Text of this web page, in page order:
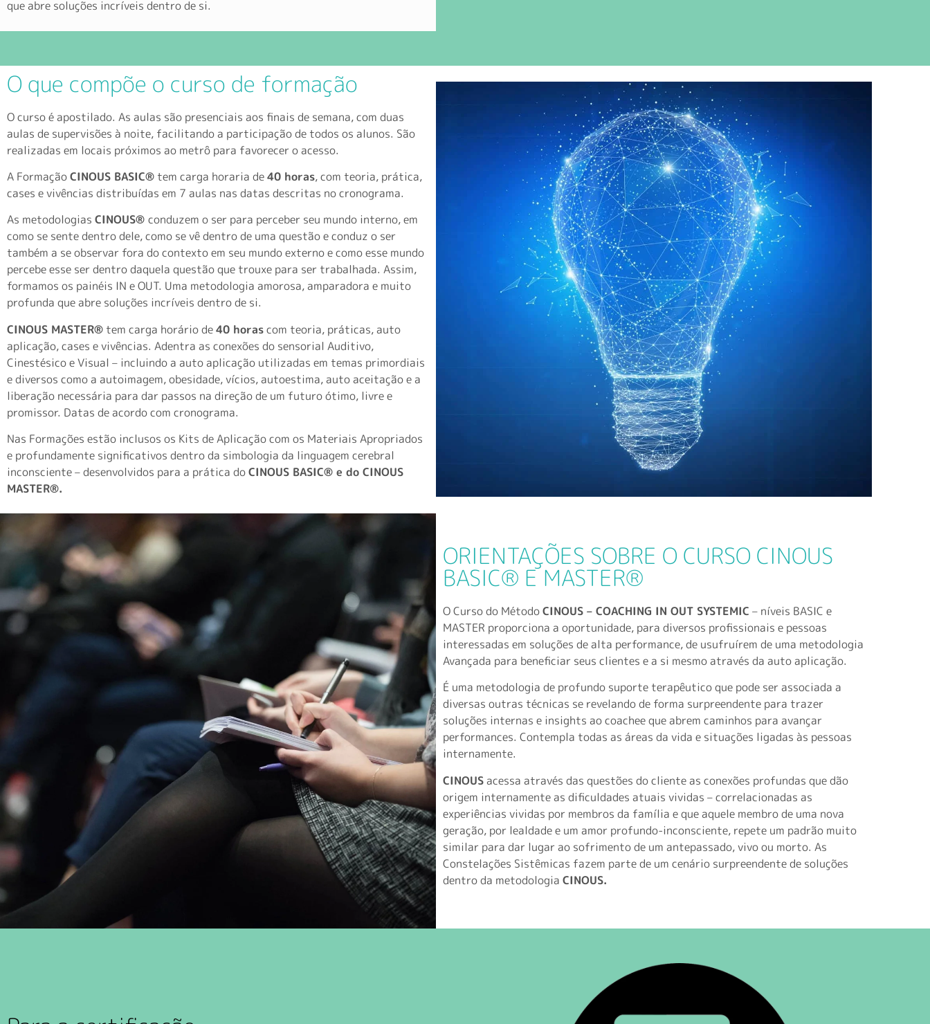
que abre soluções incríveis dentro de si.
O que compõe o curso de formação
O curso é apostilado. As aulas são presenciais aos finais de semana, com duas
aulas de supervisões à noite, facilitando a participação de todos os alunos. São
realizadas em locais próximos ao metrô para favorecer o acesso.
A FormaçãoCINOUS BASIC® tem carga horaria de40 horas, com teoria, prática,
cases e vivências distribuídas em 7 aulas nas datas descritas no cronograma.
As metodologias CINOUS® conduzem o ser para perceber seu mundo interno, em
como se sente dentro dele, como se vê dentro de uma questão e conduz o ser
também a se observar fora do contexto em seu mundo externo e como esse mundo
percebe esse ser dentro daquela questão que trouxe para ser trabalhada. Assim,
formamos os painéis IN e OUT. Uma metodologia amorosa, amparadora e muito
profunda que abre soluções incríveis dentro de si.
CINOUS MASTER® tem carga horário de40 horascom teoria, práticas, auto
aplicação, cases e vivências. Adentra as conexões do sensorial Auditivo,
Cinestésico e Visual – incluindo a auto aplicação utilizadas em temas primordiais
e diversos como a autoimagem, obesidade, vícios, autoestima, auto aceitação e a
liberação necessária para dar passos na direção de um futuro ótimo, livre e
promissor. Datas de acordo com cronograma.
Nas Formações estão inclusos os Kits de Aplicação com os Materiais Apropriados
e profundamente significativos dentro da simbologia da linguagem cerebral
inconsciente – desenvolvidos para a prática doCINOUS BASIC® e do CINOUS
MASTER®.
ORIENTAÇÕES SOBRE O CURSO CINOUS
BASIC® E MASTER®
O Curso do MétodoCINOUS – COACHING IN OUT SYSTEMIC – níveis BASIC e
MASTER proporciona a oportunidade, para diversos profissionais e pessoas
interessadas em soluções de alta performance, de usufruírem de uma metodologia
Avançada para beneficiar seus clientes e a si mesmo através da auto aplicação.
É uma metodologia de profundo suporte terapêutico que pode ser associada a
diversas outras técnicas se revelando de forma surpreendente para trazer
soluções internas e insights ao coachee que abrem caminhos para avançar
performances. Contempla todas as áreas da vida e situações ligadas às pessoas
internamente.
CINOUSacessa através das questões do cliente as conexões profundas que dão
origem internamente as dificuldades atuais vividas – correlacionadas as
experiências vividas por membros da família e que aquele membro de uma nova
geração, por lealdade e um amor profundo-inconsciente, repete um padrão muito
similar para dar lugar ao sofrimento de um antepassado, vivo ou morto. As
Constelações Sistêmicas fazem parte de um cenário surpreendente de soluções
dentro da metodologia CINOUS.